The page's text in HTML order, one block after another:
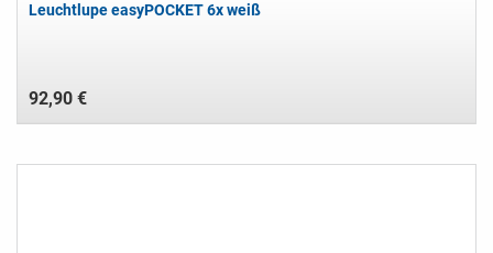
Leuchtlupe easyPOCKET 6x weiß
92,90 €